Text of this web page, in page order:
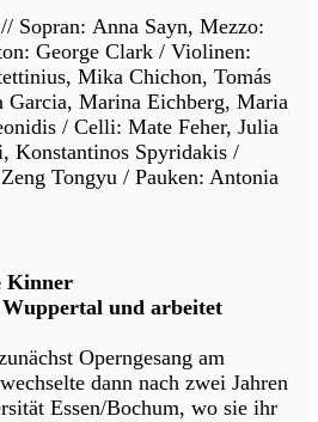
// Sopran: Anna Sayn, Mezzo:
George Clark / Violinen:
Mika Chichon, Tomás
Marina Eichberg, Maria
/ Celli: Mate Feher, Julia
Konstantinos Spyridakis /
Tongyu / Pauken: Antonia
Kinner
und arbeitet
Operngesang am
dann nach zwei Jahren
Essen/Bochum, wo sie ihr